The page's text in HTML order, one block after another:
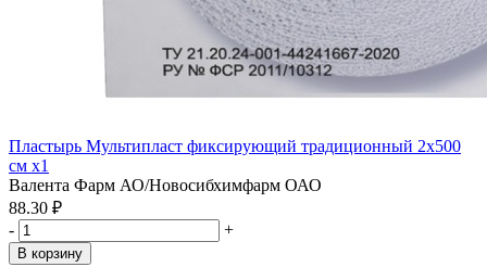
Пластырь Мультипласт фиксирующий традиционный 2х500
см x1
Валента Фарм АО/Новосибхимфарм ОАО
88.30 ₽
-
+
В корзину